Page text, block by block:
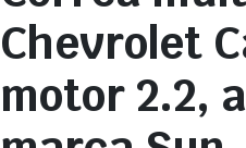
Chevrolet
motor 2.2,